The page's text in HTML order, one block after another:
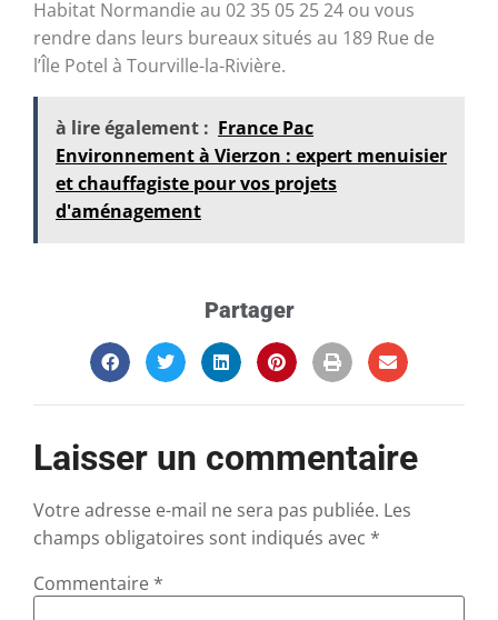
Habitat Normandie au 02 35 05 25 24 ou vous
rendre dans leurs bureaux situés au 189 Rue de
l’Île Potel à Tourville-la-Rivière.
à lire également : France Pac
Environnement à Vierzon : expert menuisier
et chauffagiste pour vos projets
d'aménagement
Partager
Laisser un commentaire
Votre adresse e-mail ne sera pas publiée. Les
champs obligatoires sont indiqués avec *
Commentaire *